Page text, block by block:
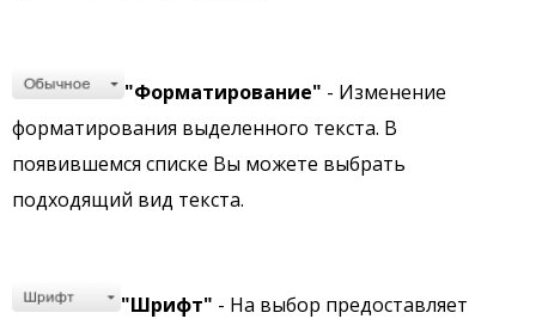
"Форматирование" - Изменение
форматирования выделенного текста. В
появившемся списке Вы можете выбрать
подходящий вид текста.
"Шрифт" - На выбор предоставляет